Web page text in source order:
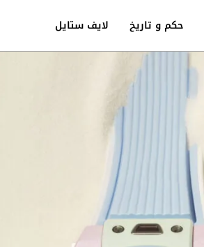
لايف ستايل حكم و تاريخ